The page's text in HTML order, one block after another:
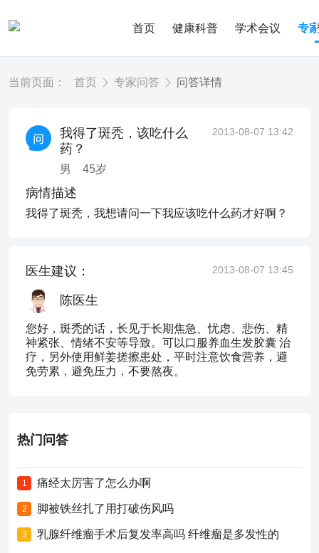
首页 健康科普 学术会议 专
当前页面： 首页 专家问答 问答详情
我得了斑秃，该吃什么
药？
男 45岁
2013-08-07 13:42
病情描述
我得了斑秃，我想请问一下我应该吃什么药才好啊？
医生建议： 2013-08-07 13:45
陈医生
您好，斑秃的话，长见于长期焦急、忧虑、悲伤、精
神紧张、情绪不安等导致。可以口服养血生发胶囊 治
疗，另外使用鲜姜搓擦患处，平时注意饮食营养，避
免劳累，避免压力，不要熬夜。
热门问答
1 痛经太厉害了怎么办啊
2 脚被铁丝扎了用打破伤风吗
3 乳腺纤维瘤手术后复发率高吗 纤维瘤是多发性的